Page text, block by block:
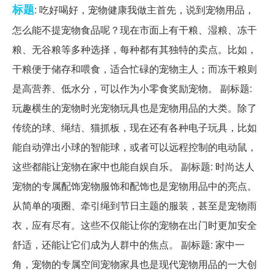
标题: 吃好喝好，宠物健康我做主首先，说到宠物用品，
怎么能不提宠物食品呢？现在市面上有干粮、湿粮、冻干
粮、无谷粮等多种选择，每种都有其独特的卖点。比如，
干粮便于储存和喂食，适合忙碌的宠物主人；而冻干粮则
是高营养、低水分，可以作为小零食奖励宠物。 副标题:
玩趣横生的宠物时光宠物玩具也是宠物用品的大类。除了
传统的球、绳结、猫抓板，现在还有各种电子玩具，比如
能自动弹出小球的智能球，或者可以远程控制的电动鼠，
这些都能让宠物在家中也能自娱自乐。 副标题: 时尚达人
宠物的专属配饰宠物服饰和配饰也是宠物用品中的亮点。
从简单的项圈、牵引绳到节日主题的服装，甚至是宠物雨
衣，应有尽有。这些不仅能让你的宠物在出门时更加安全
舒适，还能让它们成为人群中的焦点。 副标题: 家中一
角，宠物的专属空间宠物家具也是现代宠物用品的一大创